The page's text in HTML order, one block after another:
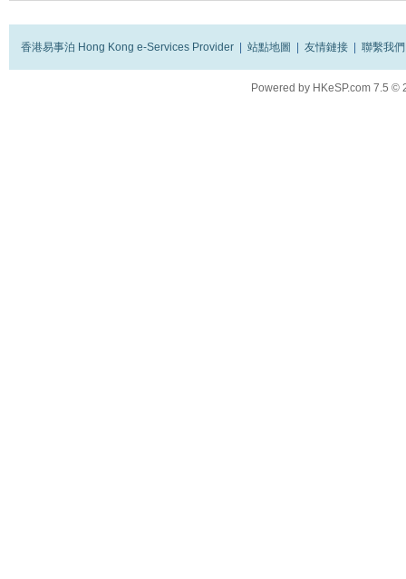
香港易事泊 Hong Kong e-Services Provider 站點地圖 友情鏈接 聯繫我們
Powered by HKeSP.com 7.5 ©